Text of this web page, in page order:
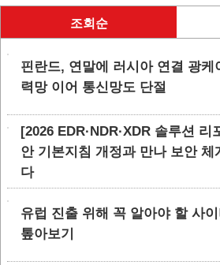
조회순
핀란드, 연말에 러시아 연결 광케
력망 이어 통신망도 단절
[2026 EDR·NDR·XDR 솔루션
안 기본지침 개정과 만나 보안 체
다
유럽 진출 위해 꼭 알아야 할 사이
톺아보기